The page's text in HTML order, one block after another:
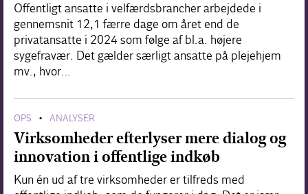
Offentligt ansatte i velfærdsbrancher arbejdede i
gennemsnit 12,1 færre dage om året end de
privatansatte i 2024 som følge af bl.a. højere
sygefravær. Det gælder særligt ansatte på plejehjem
mv., hvor…
OPS • ANALYSER
Virksomheder efterlyser mere dialog og
innovation i offentlige indkøb
Kun én ud af tre virksomheder er tilfreds med